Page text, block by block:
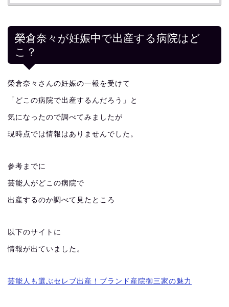
榮倉奈々が妊娠中で出産する病院はど
こ？
榮倉奈々さんの妊娠の一報を受けて
「どこの病院で出産するんだろう」と
気になったので調べてみましたが
現時点では情報はありませんでした。
参考までに
芸能人がどこの病院で
出産するのか調べて見たところ
以下のサイトに
情報が出ていました。
芸能人も選ぶセレブ出産！ブランド産院御三家の魅力